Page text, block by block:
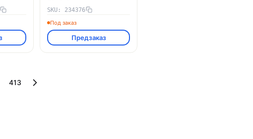
SKU: 234376
Под заказ
Предзаказ
413